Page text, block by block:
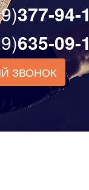
377-94-
635-09-
ЗВОНОК